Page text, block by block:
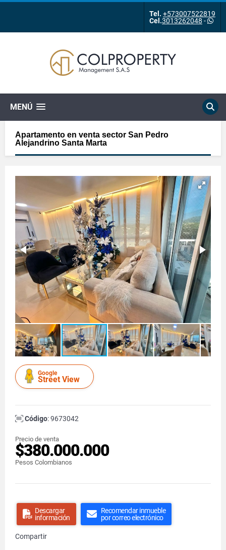
Tel. +573007522819
Cel.3013262048 -
MENÚ
Apartamento en venta sector San Pedro
Alejandrino Santa Marta
Google
Street View
Código: 9673042
Precio de venta
$380.000.000
Pesos Colombianos
Descargar
información
Recomendar inmueble
por correo electrónico
Compartir